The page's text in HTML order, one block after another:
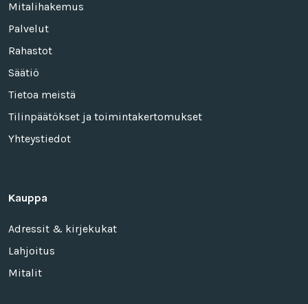
Mitalihakemus
Palvelut
Rahastot
Säätiö
Tietoa meistä
Tilinpäätökset ja toimintakertomukset
Yhteystiedot
Kauppa
Adressit & kirjekukat
Lahjoitus
Mitalit